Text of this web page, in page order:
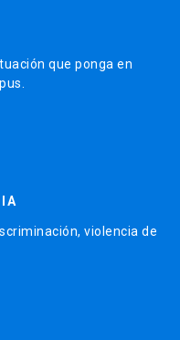
que ponga en
violencia de